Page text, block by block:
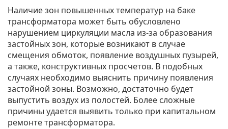
Наличие зон повышенных температур на баке
трансформатора может быть обусловлено
нарушением циркуляции масла из-за образования
застойных зон, которые возникают в случае
смещения обмоток, появление воздушных пузырей,
а также, конструктивных просчетов. В подобных
случаях необходимо выяснить причину появления
застойной зоны. Возможно, достаточно будет
выпустить воздух из полостей. Более сложные
причины удается выявить только при капитальном
ремонте трансформатора.